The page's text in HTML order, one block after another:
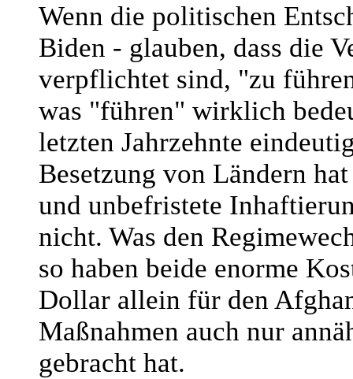
Wenn die politischen
Biden - glauben, dass die
verpflichtet sind, "zu
was "führen" wirklich
letzten Jahrzehnte
Besetzung von Ländern
und unbefristete
nicht. Was den
so haben beide enorme
Dollar allein für den
Maßnahmen auch nur
gebracht hat.